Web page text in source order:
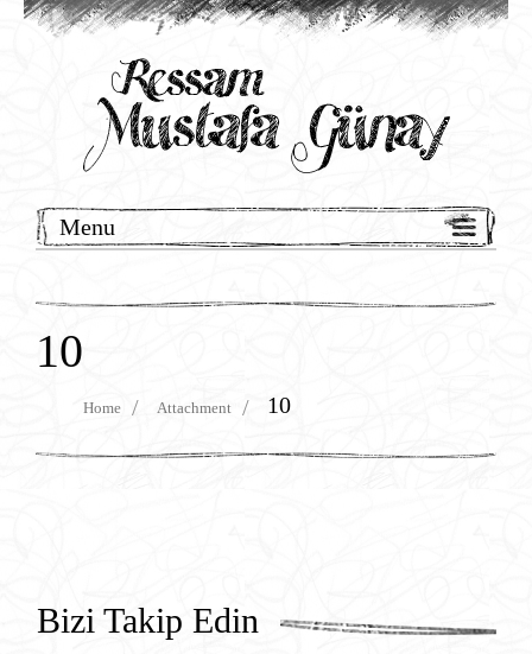
Menu
Basın-Yayın
İletişim
10
Home Attachment 10
Bizi Takip Edin